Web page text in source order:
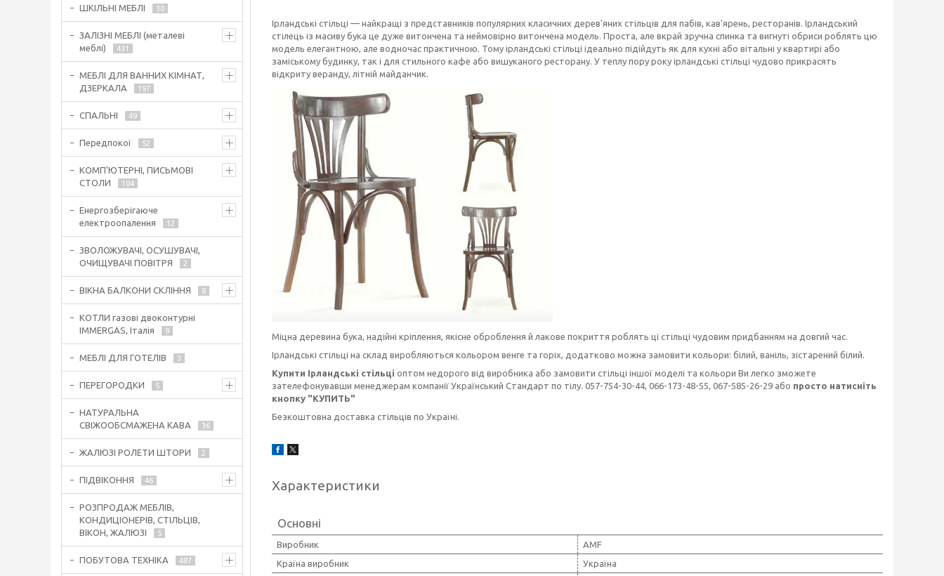
Ірландські стільці — найкращі з представників популярних класичних дерев'яних стільців для пабів, кав'ярень, ресторанів. Ірландський
стілець із масиву бука це дуже витончена та неймовірно витончена модель. Проста, але вкрай зручна спинка та вигнуті обриси роблять цю
модель елегантною, але водночас практичною. Тому ірландські стільці ідеально підійдуть як для кухні або вітальні у квартирі або
заміському будинку, так і для стильного кафе або вишуканого ресторану. У теплу пору року ірландські стільці чудово прикрасять
відкриту веранду, літній майданчик.
Міцна деревина бука, надійні кріплення, якісне оброблення й лакове покриття роблять ці стільці чудовим придбанням на довгий час.
Ірландські стільці на склад виробляються кольором венге та горіх, додатково можна замовити кольори: білий, ваніль, зістарений білий.
Купити Ірландські стільці оптом недорого від виробника або замовити стільці іншої моделі та кольори Ви легко зможете
зателефонувавши менеджерам компанії Український Стандарт по тілу. 057-754-30-44, 066-173-48-55, 067-585-26-29 або просто натисніть
кнопку "КУПИТЬ"
Безкоштовна доставка стільців по Україні.
Характеристики
Основні
Виробник
AMF
Країна виробник
Україна
ШКІЛЬНІ МЕБЛІ 30
ЗАЛІЗНІ МЕБЛІ (металеві
меблі)
431
МЕБЛІ ДЛЯ ВАННИХ КІМНАТ,
ДЗЕРКАЛА
197
СПАЛЬНІ 49
Передпокої 52
КОМП'ЮТЕРНІ, ПИСЬМОВІ
СТОЛИ
104
Енергозберігаюче
електроопалення
12
ЗВОЛОЖУВАЧІ, ОСУШУВАЧІ,
ОЧИЩУВАЧІ ПОВІТРЯ
2
ВІКНА БАЛКОНИ СКЛІННЯ 8
КОТЛИ газові двоконтурні
IMMERGAS, Італія
9
МЕБЛІ ДЛЯ ГОТЕЛІВ 3
ПЕРЕГОРОДКИ 5
НАТУРАЛЬНА
СВІЖООБСМАЖЕНА КАВА
36
ЖАЛЮЗІ РОЛЕТИ ШТОРИ 2
ПІДВІКОННЯ 46
РОЗПРОДАЖ МЕБЛІВ,
КОНДИЦІОНЕРІВ, СТІЛЬЦІВ,
ВІКОН, ЖАЛЮЗІ
5
ПОБУТОВА ТЕХНІКА 487